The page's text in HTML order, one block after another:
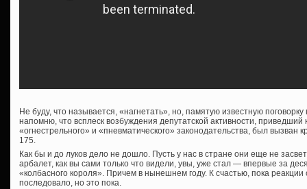
Не буду, что называется, «нагнетать», но, памятую известную
напомню, что всплеск возбуждения депутатской активности, приведший
«огнестрельного» и «пневматического» законодательства, был
175.
Как бы и до луков дело не дошло. Пусть у нас в стране они еще не
арбалет, как вы сами только что видели, увы, уже стал — впервые за
«колбасного короля». Причем в нынешнем году. К счастью, пока
последовало, но это пока.